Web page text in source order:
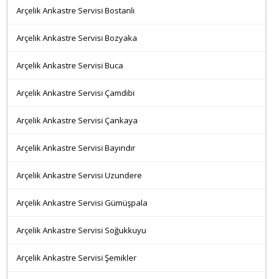
Arçelik Ankastre Servisi Bostanlı
Arçelik Ankastre Servisi Bozyaka
Arçelik Ankastre Servisi Buca
Arçelik Ankastre Servisi Çamdibi
Arçelik Ankastre Servisi Çankaya
Arçelik Ankastre Servisi Bayındır
Arçelik Ankastre Servisi Uzundere
Arçelik Ankastre Servisi Gümüşpala
Arçelik Ankastre Servisi Soğukkuyu
Arçelik Ankastre Servisi Şemikler